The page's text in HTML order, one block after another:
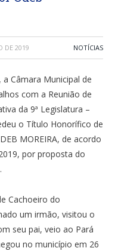
DE 2019 NOTÍCIAS
Câmara Municipal de
com a Reunião de
da 9ª Legislatura –
o Título Honorífico de
MOREIRA, de acordo
por proposta do
Cachoeiro do
um irmão, visitou o
seu pai, veio ao Pará
no município em 26